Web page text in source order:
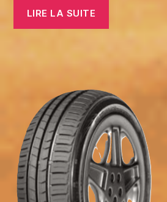
LIRE LA SUITE